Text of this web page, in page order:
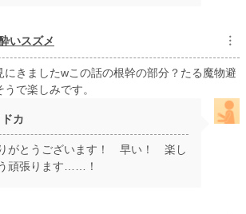
いスズメ ︙
にきましたwこの話の根幹の部分？たる魔物避
で楽しみです。
カ
がとうございます！ 早い！ 楽し
頑張ります……！